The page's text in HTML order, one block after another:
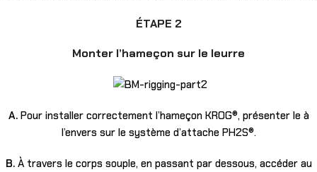
ÉTAPE 2
Monter l’hameçon sur le leurre
A.Pour installer correctement l’hameçon KROG®, présenter le à
l’envers sur le système d’attache PH2S®.
B.À travers le corps souple, en passant par dessous, accéder au